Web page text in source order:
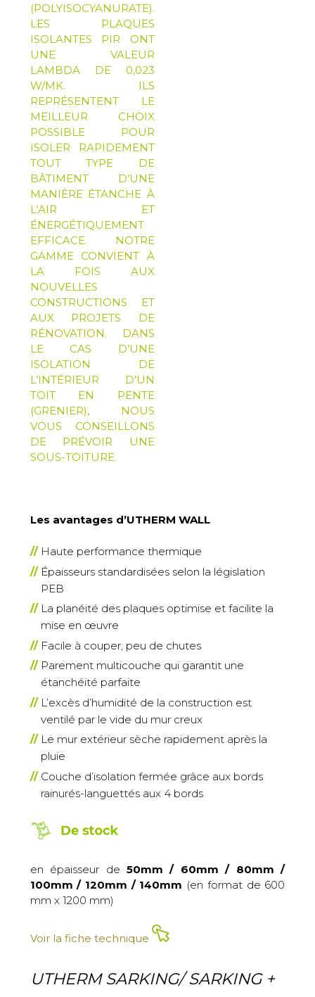
(POLYISOCYANURATE).
LES PLAQUES
ISOLANTES PIR ONT
UNE VALEUR
LAMBDA DE 0,023
W/MK. ILS
REPRÉSENTENT LE
MEILLEUR CHOIX
POSSIBLE POUR
ISOLER RAPIDEMENT
TOUT TYPE DE
BÂTIMENT D’UNE
MANIÈRE ÉTANCHE À
L’AIR ET
ÉNERGÉTIQUEMENT
EFFICACE. NOTRE
GAMME CONVIENT À
LA FOIS AUX
NOUVELLES
CONSTRUCTIONS ET
AUX PROJETS DE
RÉNOVATION. DANS
LE CAS D’UNE
ISOLATION DE
L’INTÉRIEUR D’UN
TOIT EN PENTE
(GRENIER), NOUS
VOUS CONSEILLONS
DE PRÉVOIR UNE
SOUS-TOITURE.
Les avantages d’UTHERM WALL
Haute performance thermique
Épaisseurs standardisées selon la législation
PEB
La planéité des plaques optimise et facilite la
mise en œuvre
Facile à couper, peu de chutes
Parement multicouche qui garantit une
étanchéité parfaite
L’excès d’humidité de la construction est
ventilé par le vide du mur creux
Le mur extérieur sèche rapidement après la
pluie
Couche d’isolation fermée grâce aux bords
rainurés-languettés aux 4 bords
en épaisseur de50mm / 60mm / 80mm /
100mm / 120mm / 140mm (en format de 600
mm x 1200 mm)
Voir la fiche technique
UTHERM SARKING/ SARKING +